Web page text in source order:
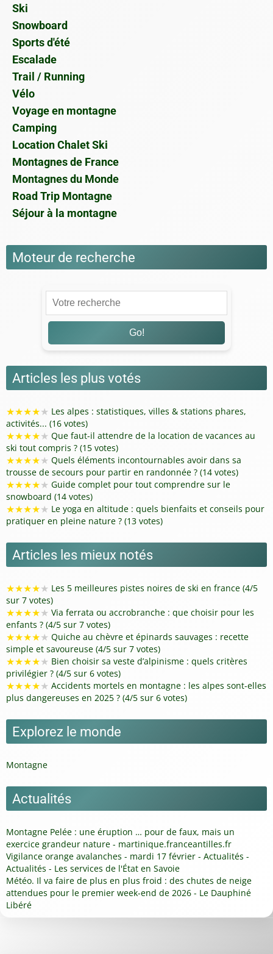
Ski
Snowboard
Sports d'été
Escalade
Trail / Running
Vélo
Voyage en montagne
Camping
Location Chalet Ski
Montagnes de France
Montagnes du Monde
Road Trip Montagne
Séjour à la montagne
Moteur de recherche
Go!
Articles les plus votés
★★★★★ Les alpes : statistiques, villes & stations phares,
activités... (16 votes)
★★★★★ Que faut-il attendre de la location de vacances au
ski tout compris ? (15 votes)
★★★★★ Quels éléments incontournables avoir dans sa
trousse de secours pour partir en randonnée ? (14 votes)
★★★★★ Guide complet pour tout comprendre sur le
snowboard (14 votes)
★★★★★ Le yoga en altitude : quels bienfaits et conseils pour
pratiquer en pleine nature ? (13 votes)
Articles les mieux notés
★★★★★ Les 5 meilleures pistes noires de ski en france (4/5
sur 7 votes)
★★★★★ Via ferrata ou accrobranche : que choisir pour les
enfants ? (4/5 sur 7 votes)
★★★★★ Quiche au chèvre et épinards sauvages : recette
simple et savoureuse (4/5 sur 7 votes)
★★★★★ Bien choisir sa veste d’alpinisme : quels critères
privilégier ? (4/5 sur 6 votes)
★★★★★ Accidents mortels en montagne : les alpes sont-elles
plus dangereuses en 2025 ? (4/5 sur 6 votes)
Explorez le monde
Montagne
Actualités
Montagne Pelée : une éruption … pour de faux, mais un
exercice grandeur nature - martinique.franceantilles.fr
Vigilance orange avalanches - mardi 17 février - Actualités -
Actualités - Les services de l'État en Savoie
Météo. Il va faire de plus en plus froid : des chutes de neige
attendues pour le premier week-end de 2026 - Le Dauphiné
Libéré